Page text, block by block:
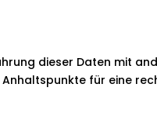
dieser Daten mit
für eine